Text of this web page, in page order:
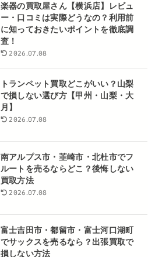
楽器の買取屋さん【横浜店】レビュ
ー・口コミは実際どうなの？利用前
に知っておきたいポイントを徹底調
査！
2026.07.08
トランペット買取どこがいい？山梨
で損しない選び方【甲州・山梨・大
月】
2026.07.08
南アルプス市・韮崎市・北杜市でフ
ルートを売るならどこ？後悔しない
買取方法
2026.07.08
富士吉田市・都留市・富士河口湖町
でサックスを売るなら？出張買取で
損しない方法